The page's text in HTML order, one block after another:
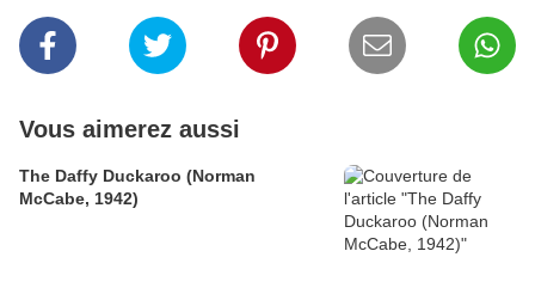
Vous aimerez aussi
The Daffy Duckaroo (Norman
McCabe, 1942)